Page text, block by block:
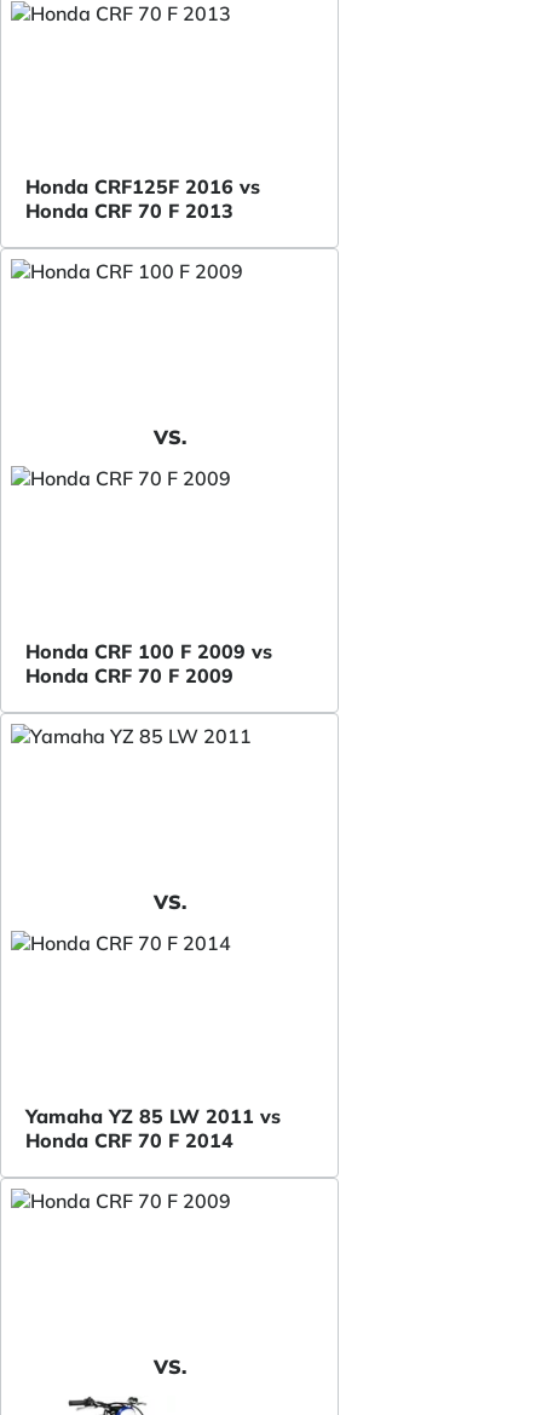
Honda CRF125F 2016 vs
Honda CRF 70 F 2013
VS.
Honda CRF 100 F 2009 vs
Honda CRF 70 F 2009
VS.
Yamaha YZ 85 LW 2011 vs
Honda CRF 70 F 2014
VS.